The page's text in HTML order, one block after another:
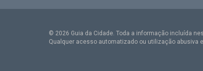
© 2026 Guia da Cidade. Toda a informação incluída
Qualquer acesso automatizado ou utilização abusiva